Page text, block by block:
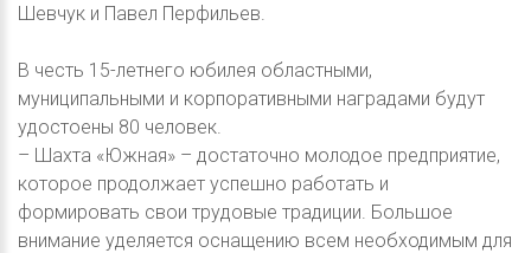
Шевчук и Павел Перфильев.
В честь 15-летнего юбилея областными,
муниципальными и корпоративными наградами будут
удостоены 80 человек.
– Шахта «Южная» – достаточно молодое предприятие,
которое продолжает успешно работать и
формировать свои трудовые традиции. Большое
внимание уделяется оснащению всем необходимым для